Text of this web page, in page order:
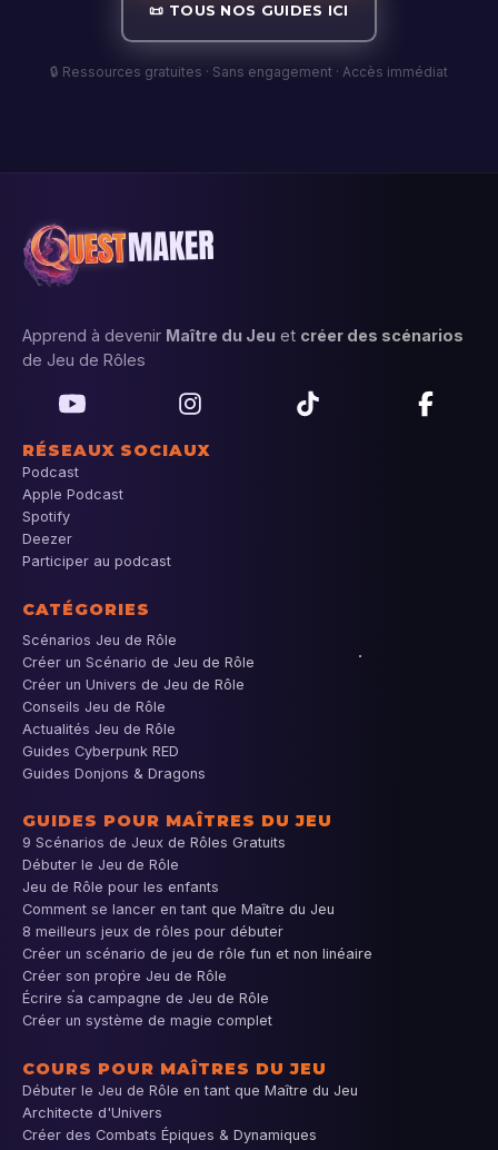
📜 TOUS NOS GUIDES ICI
🔒 Ressources gratuites · Sans engagement · Accès immédiat
Apprend à devenir Maître du Jeu et créer des scénarios
de Jeu de Rôles
RÉSEAUX SOCIAUX
Podcast
Apple Podcast
Spotify
Deezer
Participer au podcast
CATÉGORIES
Scénarios Jeu de Rôle
Créer un Scénario de Jeu de Rôle
Créer un Univers de Jeu de Rôle
Conseils Jeu de Rôle
Actualités Jeu de Rôle
Guides Cyberpunk RED
Guides Donjons & Dragons
GUIDES POUR MAÎTRES DU JEU
9 Scénarios de Jeux de Rôles Gratuits
Débuter le Jeu de Rôle
Jeu de Rôle pour les enfants
Comment se lancer en tant que Maître du Jeu
8 meilleurs jeux de rôles pour débuter
Créer un scénario de jeu de rôle fun et non linéaire
Créer son propre Jeu de Rôle
Écrire sa campagne de Jeu de Rôle
Créer un système de magie complet
COURS POUR MAÎTRES DU JEU
Débuter le Jeu de Rôle en tant que Maître du Jeu
Architecte d'Univers
Créer des Combats Épiques & Dynamiques